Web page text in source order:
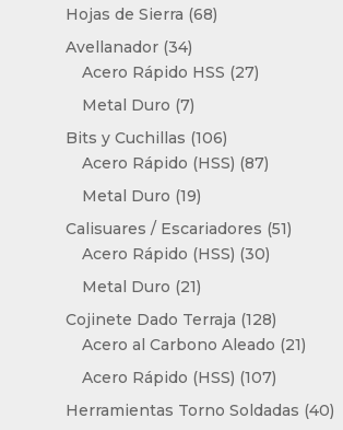
Hojas de Sierra 6868
Avellanador 3434
productos
Acero Rápido HSS 2727
Metal Duro 77
productos
Bits y Cuchillas 106106
productos
Acero Rápido (HSS) 8787
Metal Duro 1919
productos
Calisuares / Escariadores 5151
Acero Rápido (HSS) 3030
Metal Duro 2121
productos
Cojinete Dado Terraja 128128
productos
Acero al Carbono Aleado 2121
Acero Rápido (HSS) 107107
productos
Herramientas Torno Soldadas 4040